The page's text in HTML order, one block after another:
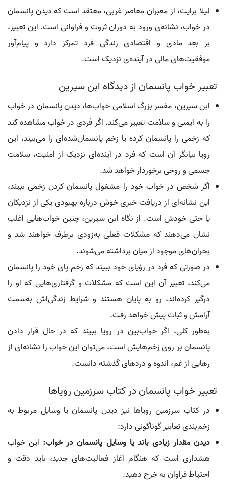
لیلا برایت، از معبران معاصر غربی، معتقد است که دیدن پانسمان
در خواب، نشانه‌ی ورود به دوران ثروت و فراوانی است. این تعبیر،
بر بعد مادی و اقتصادی زندگی فرد تمرکز دارد و پیام‌آور
موفقیت‌های مالی در آینده‌ی نزدیک است.
تعبیر خواب پانسمان از دیدگاه ابن سیرین
ابن سیرین، مفسر بزرگ اسلامی خواب‌ها، دیدن پانسمان در خواب
را به ایمنی و سلامت تعبیر می‌کند. اگر فردی در خواب مشاهده کند
که زخمی را پانسمان کرده یا زخم پانسمان‌شده‌ای را می‌بیند، این
رویا بیانگر آن است که فرد در آینده‌ای نزدیک از امنیت، سلامت
جسمی و روحی برخوردار خواهد شد.
اگر شخص در خواب خود را مشغول پانسمان کردن زخمی ببیند،
این نشانه‌ای از دریافت خبری خوش درباره بهبودی یکی از نزدیکان
یا حتی خودش است. از نگاه ابن سیرین، چنین خواب‌هایی اغلب
نشان می‌دهند که مشکلات فعلی به‌زودی برطرف خواهند شد و
بحران‌های موجود از میان برداشته می‌شوند.
در صورتی که فرد در رؤیای خود ببیند که زخم پای خود را پانسمان
می‌کند، تعبیر آن این است که مشکلات و گرفتاری‌هایی که او را
درگیر کرده‌اند، رو به پایان هستند و شرایط زندگی‌اش به‌سمت
آرامش و ثبات پیش خواهد رفت.
به‌طور کلی، اگر خواب‌بین در رویا ببیند که در حال قرار دادن
پانسمان بر روی زخم‌هایش است، می‌توان این خواب را نشانه‌ای از
رهایی از غم، اندوه و دردهای گذشته دانست.
تعبیر خواب پانسمان در کتاب سرزمین رویاها
در کتاب سرزمین رویاها نیز دیدن پانسمان یا وسایل مربوط به
زخم‌بندی تعابیر گوناگونی دارد:
دیدن مقدار زیادی باند یا وسایل پانسمان در خواب: این خواب
هشداری است که هنگام آغاز فعالیت‌های جدید، باید دقت و
احتیاط فراوان به خرج دهید.